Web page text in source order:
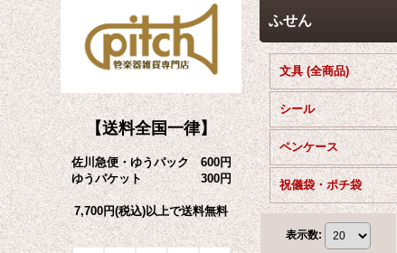
【送料全国一律】
佐川急便・ゆうパック 600円
ゆうパケット 300円
7,700円(税込)以上で送料無料
ふせん
文具 (全商品)
シール
ペンケース
祝儀袋・ポチ袋
表示数: